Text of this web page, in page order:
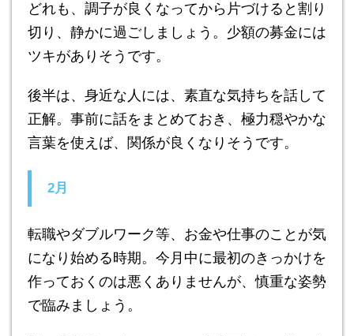
どれも、調子が良くなってから片づけると割り
切り、静かに過ごしましょう。少額の募金には
ツキがありそうです。
後半は、身近な人には、素直な気持ちを話して
正解。事前に話をまとめておき、極力穏やかな
言葉を使えば、関係が良くなりそうです。
2月
転職やダブルワーク等、お金や仕事のことが気
になり始める時期。今月中に最初のきっかけを
作っておくのは悪くありませんが、慎重な姿勢
で臨みましょう。